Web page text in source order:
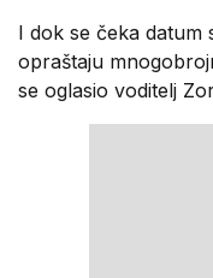
I dok se čeka datum
opraštaju
se oglasio voditelj